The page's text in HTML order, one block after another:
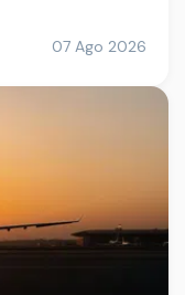
07 Ago 2026